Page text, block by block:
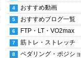
おすすめ動画
おすすめブログ一覧
FTP・LT・VO2max
筋トレ・ストレッチ
ペダリング・ポジシ